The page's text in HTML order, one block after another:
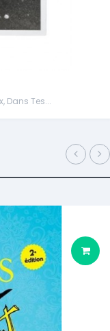
Dans Tes...